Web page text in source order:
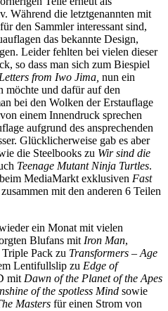
Während die letztgenannten mit
den Sammler interessant sind,
das bekannte Design,
Leider fehlten bei vielen dieser
so dass man sich zum Biespiel
Letters from Iwo Jima, nun ein
möchte und dafür auf den
bei den Wolken der Erstauflage
einem Innendruck sprechen
aufgrund des ansprechenden
Glücklicherweise gab es aber
die Steelbooks zu Wir sind die
Teenage Mutant Ninja Turtles.
MediaMarkt exklusiven Fast
mit den anderen 6 Teilen
ein Monat mit vielen
Blufans mit Iron Man,
Pack zu Transformers – Age
Lentifullslip zu Edge of
mit Dawn of the Planet of the Apes
of the spotless Mind sowie
Masters für einen Strom von